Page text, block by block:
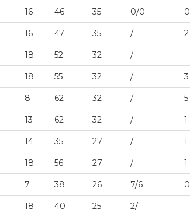
16 46 35 0/0 0
16 47 35 / 2
18 52 32 /
18 55 32 / 3
8 62 32 / 5
13 62 32 / 1
14 35 27 / 1
18 56 27 / 1
7 38 26 7/6 0
18 40 25 2/